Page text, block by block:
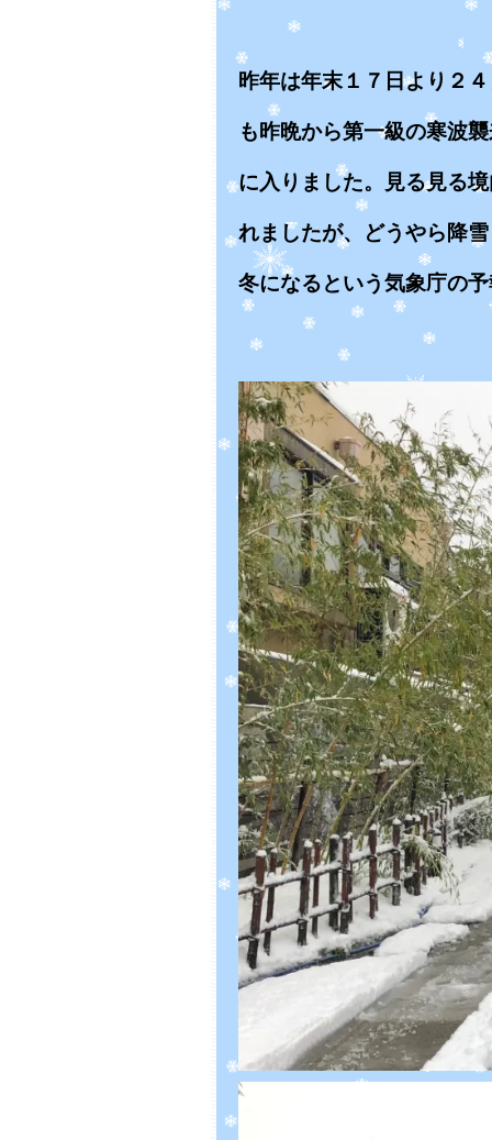
昨年は年末１７日より２
も昨晩から第一級の寒波
に入りました。見る見る
れましたが、どうやら降
冬になるという気象庁の